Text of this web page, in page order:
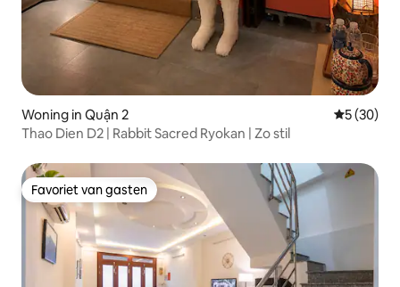
Woning in Quận 2
5 (30)
Thao Dien D2 | Rabbit Sacred Ryokan | Zo stil
Favoriet van gasten
Favoriet van gasten